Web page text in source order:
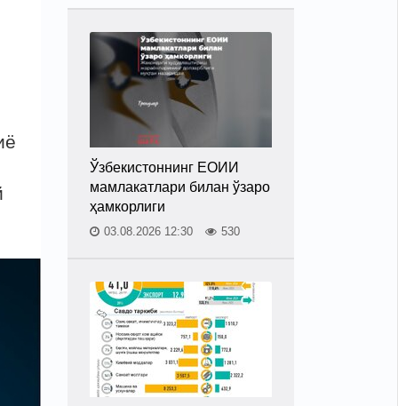
Ўзбекистоннинг ЕОИИ
мамлакатлари билан ўзаро
ҳамкорлиги
03.08.2026 12:30 530